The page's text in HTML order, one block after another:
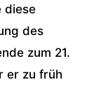
diese
des
zum 21.
er zu früh